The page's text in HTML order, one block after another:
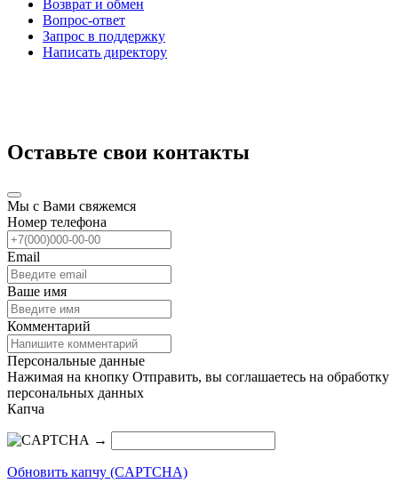
Возврат и обмен
Вопрос-ответ
Запрос в поддержку
Написать директору
Оставьте свои контакты
Мы с Вами свяжемся
Номер телефона
Email
Ваше имя
Комментарий
Персональные данные
Нажимая на кнопку Отправить, вы соглашаетесь на обработку
персональных данных
Капча
→
Обновить капчу (CAPTCHA)